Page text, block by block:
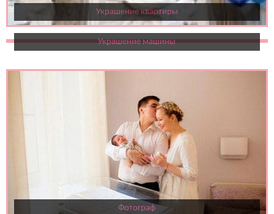
Украшение квартиры
Украшение машины
Фотограф